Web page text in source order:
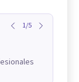
1/5